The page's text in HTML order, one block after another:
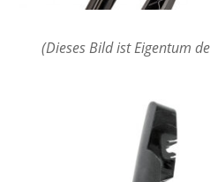
(Dieses Bild ist Eigentum